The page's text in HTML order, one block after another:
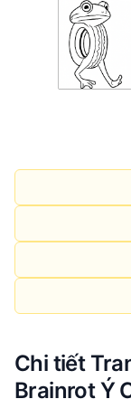
Chi tiết
Brainrot Ý